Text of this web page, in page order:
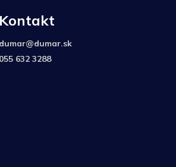
Kontakt
dumar@dumar.sk
055 632 3288